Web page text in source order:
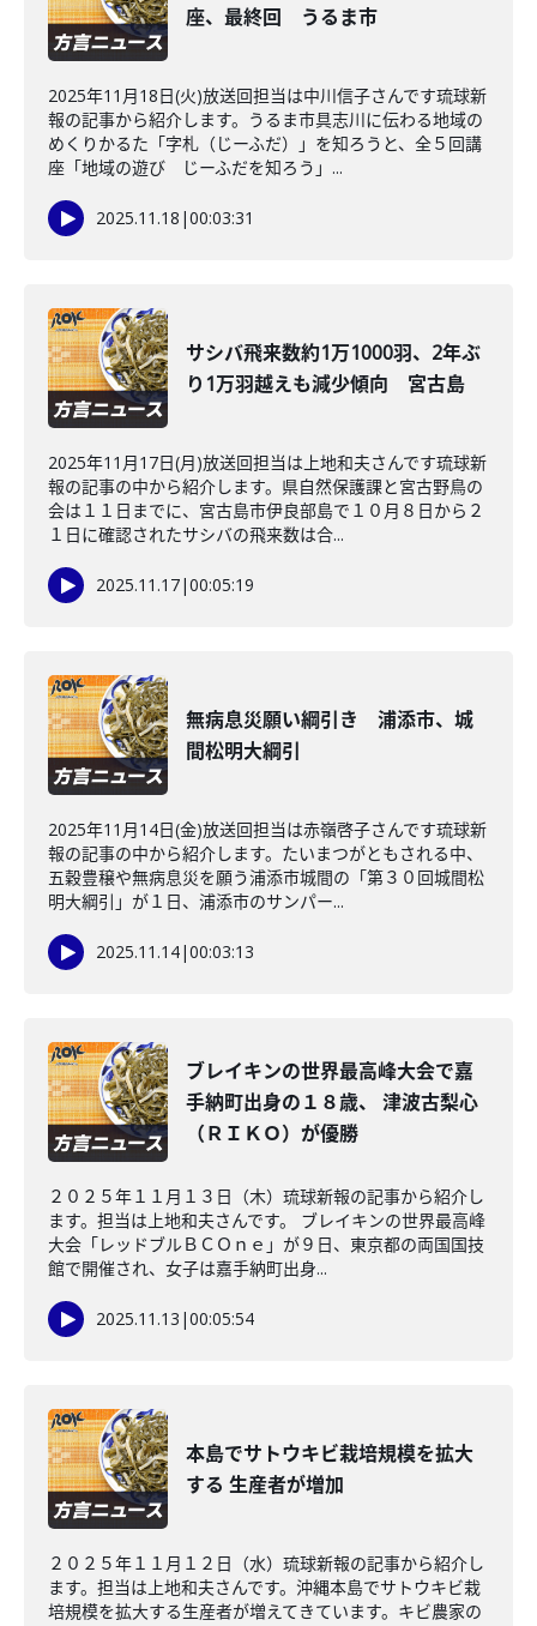
座、最終回 うるま市
2025年11月18日(火)放送回担当は中川信子さんです琉球新
報の記事から紹介します。うるま市具志川に伝わる地域の
めくりかるた「字札（じーふだ）」を知ろうと、全５回講
座「地域の遊び じーふだを知ろう」...
2025.11.18 |00:03:31
サシバ飛来数約1万1000羽、2年ぶ
り1万羽越えも減少傾向 宮古島
2025年11月17日(月)放送回担当は上地和夫さんです琉球新
報の記事の中から紹介します。県自然保護課と宮古野鳥の
会は１１日までに、宮古島市伊良部島で１０月８日から２
１日に確認されたサシバの飛来数は合...
2025.11.17|00:05:19
無病息災願い綱引き 浦添市、城
間松明大綱引
2025年11月14日(金)放送回担当は赤嶺啓子さんです琉球新
報の記事の中から紹介します。たいまつがともされる中、
五穀豊穣や無病息災を願う浦添市城間の「第３０回城間松
明大綱引」が１日、浦添市のサンパー...
2025.11.14|00:03:13
ブレイキンの世界最高峰大会で嘉
手納町出身の１８歳、 津波古梨心
（ＲＩＫＯ）が優勝
２０２５年１１月１３日（木）琉球新報の記事から紹介し
ます。担当は上地和夫さんです。 ブレイキンの世界最高峰
大会「レッドブルＢＣＯｎｅ」が９日、東京都の両国国技
館で開催され、女子は嘉手納町出身...
2025.11.13 |00:05:54
本島でサトウキビ栽培規模を拡大
する 生産者が増加
２０２５年１１月１２日（水）琉球新報の記事から紹介し
ます。担当は上地和夫さんです。沖縄本島でサトウキビ栽
培規模を拡大する生産者が増えてきています。キビ農家の